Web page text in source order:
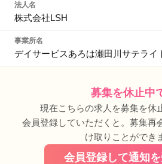
法人名
株式会社LSH
事業所名
デイサービスあろは瀬田川サテライ
募集を休止中
現在こちらの求人を募集を休
会員登録していただくと。募集再
け取りことができ
会員登録して通知